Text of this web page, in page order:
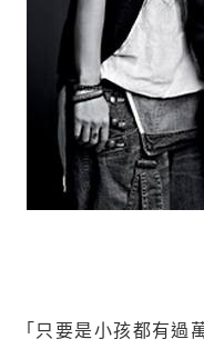
「只要是小孩都有